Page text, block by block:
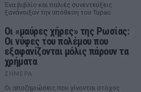
Ένα βιβλίο και παλιές συνεντεύξεις
ξανάνοιξαν την υπόθεση του Tupac
Οι «μαύρες χήρες» της Ρωσίας:
Οι νύφες του πολέμου που
εξαφανίζονται μόλις πάρουν τα
χρήματα
ΣΉΜΕΡΑ
Οι αποζημιώσεις που γίνονται στόχος